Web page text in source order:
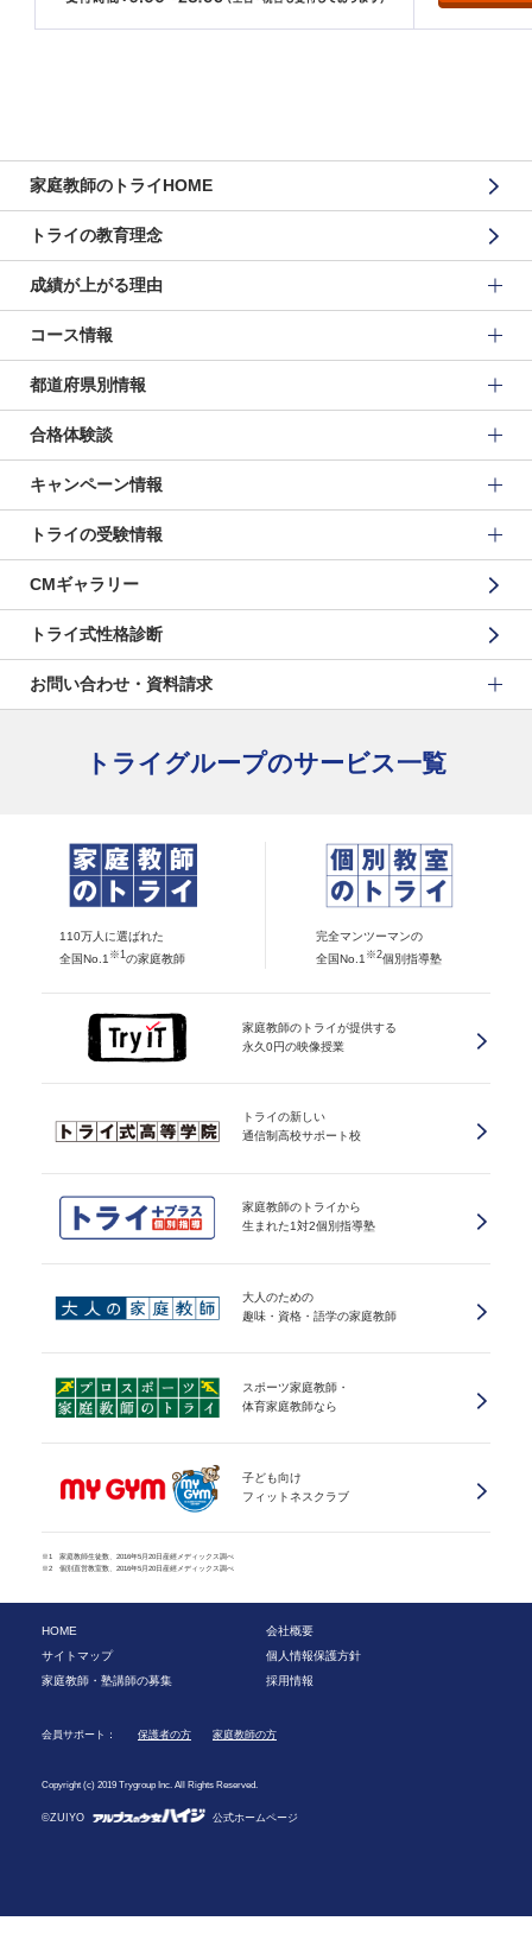
家庭教師のトライHOME
トライの教育理念
成績が上がる理由
コース情報
都道府県別情報
合格体験談
キャンペーン情報
トライの受験情報
CMギャラリー
トライ式性格診断
お問い合わせ・資料請求
トライグループのサービス一覧
110万人に選ばれた
全国No.1 ※1 の家庭教師
完全マンツーマンの
全国No.1 ※2個別指導塾
家庭教師のトライが提供する
永久0円の映像授業
トライの新しい
通信制高校サポート校
家庭教師のトライから
生まれた1対2個別指導塾
大人のための
趣味・資格・語学の家庭教師
スポーツ家庭教師・
体育家庭教師なら
子ども向け
フィットネスクラブ
※1 家庭教師生徒数、2016年5月20日産經メディックス調べ
※2 個別直営教室数、2016年5月20日産經メディックス調べ
HOME
会社概要
サイトマップ
個人情報保護方針
家庭教師・塾講師の募集
採用情報
会員サポート： 保護者の方 家庭教師の方
Copyright (c) 2019 Trygroup Inc. All Rights Reserved.
©ZUIYO 公式ホームページ